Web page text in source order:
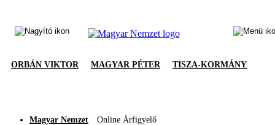
ORBÁN VIKTOR MAGYAR PÉTER TISZA-KORMÁNY
Magyar Nemzet Online Árfigyelő